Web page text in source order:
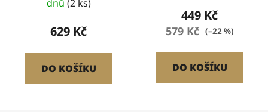
dnů (2 ks)
629 Kč
DO KOŠÍKU
449 Kč
579 Kč (–22 %)
DO KOŠÍKU